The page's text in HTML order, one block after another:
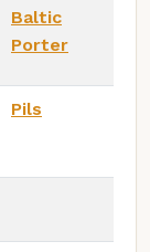
Baltic
Porter
Pils